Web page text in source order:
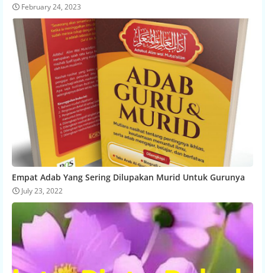
February 24, 2023
Empat Adab Yang Sering Dilupakan Murid Untuk Gurunya
July 23, 2022